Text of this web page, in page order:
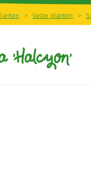
> Vaste planten >
'Halcyon'